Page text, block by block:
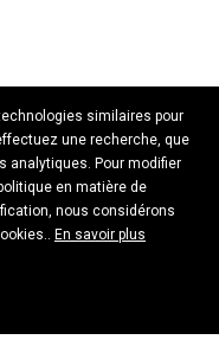
similaires pour
une recherche, que
analytiques. Pour modifier
en matière de
nous considérons
En savoir plus